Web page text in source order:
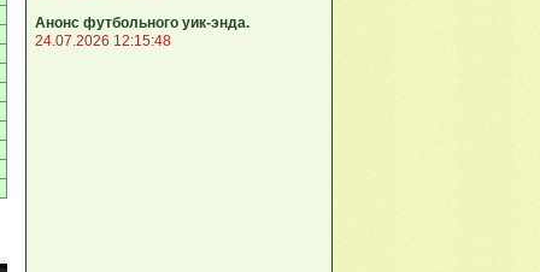
Анонс футбольного уик-энда.
24.07.2026 12:15:48